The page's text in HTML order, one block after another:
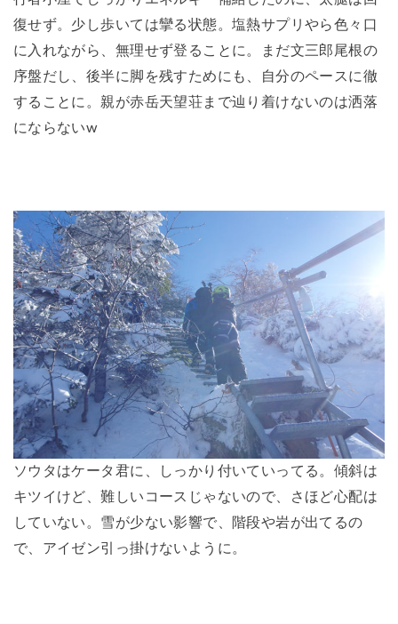
復せず。少し歩いては攣る状態。塩熱サプリやら色々口
に入れながら、無理せず登ることに。まだ文三郎尾根の
序盤だし、後半に脚を残すためにも、自分のペースに徹
することに。親が赤岳天望荘まで辿り着けないのは洒落
にならないw
ソウタはケータ君に、しっかり付いていってる。傾斜は
キツイけど、難しいコースじゃないので、さほど心配は
していない。雪が少ない影響で、階段や岩が出てるの
で、アイゼン引っ掛けないように。